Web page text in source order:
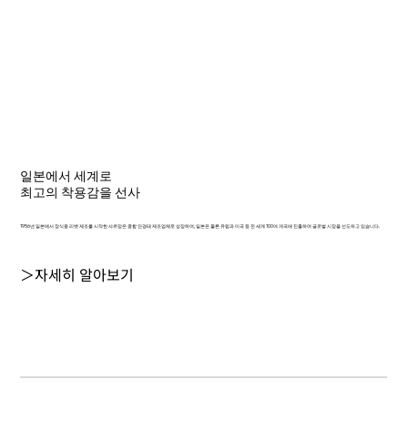
일본에서 세계로
최고의 착용감을 선사
1956년 일본에서 장식용 리벳 제조를 시작한 샤르망은 종합 안경테 제조업체로 성장하여, 일본은 물론 유럽과 미국 등 전 세계 100여 개국에 진출하며 글로벌 시장을 선도하고 있습니다.
＞자세히 알아보기